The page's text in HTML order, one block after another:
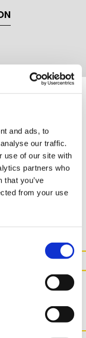
and ads, to
our traffic.
use of our site with
partners who
that you’ve
from your use
SUR